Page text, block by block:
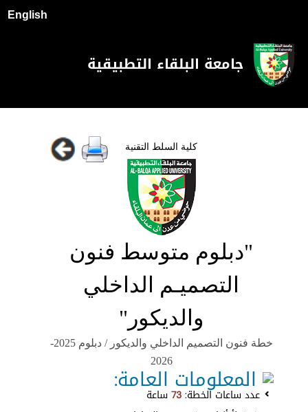
English
جامعة البلقاء التطبيقية
كلية السلط التقنية
"دبلوم متوسط فنون
التصميـم الداخلي
والديكور"
خطة فنون التصميم الداخلي والديكور / دبلوم 2025-
2026
المعلومات العامة:
عدد ساعات الخطة:73ساعة